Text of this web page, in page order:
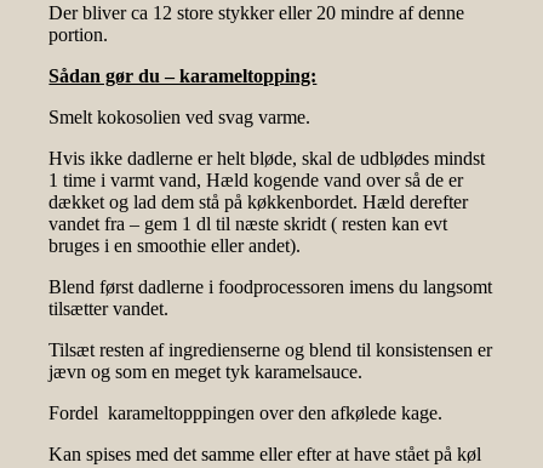
Der bliver ca 12 store stykker eller 20 mindre af denne
portion.
Sådan gør du – karameltopping:
Smelt kokosolien ved svag varme.
Hvis ikke dadlerne er helt bløde, skal de udblødes mindst
1 time i varmt vand, Hæld kogende vand over så de er
dækket og lad dem stå på køkkenbordet. Hæld derefter
vandet fra – gem 1 dl til næste skridt ( resten kan evt
bruges i en smoothie eller andet).
Blend først dadlerne i foodprocessoren imens du langsomt
tilsætter vandet.
Tilsæt resten af ingredienserne og blend til konsistensen er
jævn og som en meget tyk karamelsauce.
Fordel karameltopppingen over den afkølede kage.
Kan spises med det samme eller efter at have stået på køl